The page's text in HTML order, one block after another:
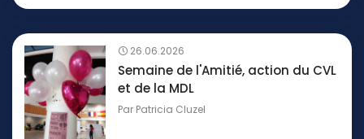
26.06.2026
Semaine de l'Amitié, action du CVL
et de la MDL
Par Patricia Cluzel